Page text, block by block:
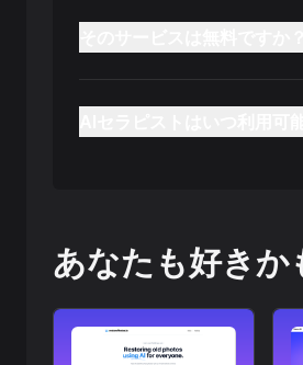
あなたも好きか